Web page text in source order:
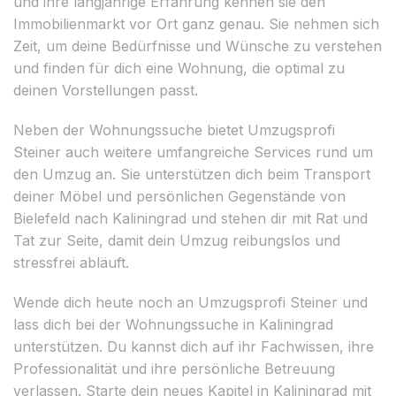
Immobilienmarkt vor Ort ganz genau. Sie nehmen sich
Zeit, um deine Bedürfnisse und Wünsche zu verstehen
und finden für dich eine Wohnung, die optimal zu
deinen Vorstellungen passt.
Neben der Wohnungssuche bietet Umzugsprofi
Steiner auch weitere umfangreiche Services rund um
den Umzug an. Sie unterstützen dich beim Transport
deiner Möbel und persönlichen Gegenstände von
Bielefeld nach Kaliningrad und stehen dir mit Rat und
Tat zur Seite, damit dein Umzug reibungslos und
stressfrei abläuft.
Wende dich heute noch an Umzugsprofi Steiner und
lass dich bei der Wohnungssuche in Kaliningrad
unterstützen. Du kannst dich auf ihr Fachwissen, ihre
Professionalität und ihre persönliche Betreuung
verlassen. Starte dein neues Kapitel in Kaliningrad mit